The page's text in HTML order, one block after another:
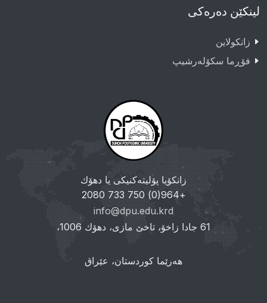
لینکێن دەرەکی
زانکولاین
فۆڕما سکۆلەرشیپ
زانکۆیا پۆلیتەکنیکی یا دهۆك
+964(0) 750 733 2080
info@dpu.edu.krd
61 جادا زاخۆ، تاخێ مازی، دهۆك 1006،
هەرێما کوردستان، عێراق